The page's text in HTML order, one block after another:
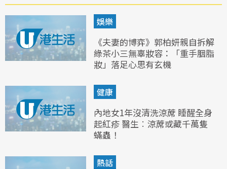
娛樂
《夫妻的博弈》郭柏妍親自拆解
綠茶小三無辜妝容：「重手胭脂
妝」落足心思有玄機
健康
內地女1年沒清洗涼蓆 睡醒全身
起紅疹 醫生︰涼蓆或藏千萬隻
蟎蟲！
熱話